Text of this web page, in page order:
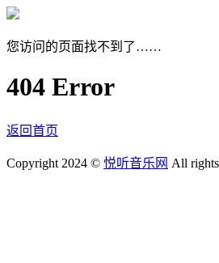
您访问的页面找不到了……
404 Error
返回首页
Copyright 2024 © 悦听音乐网 All